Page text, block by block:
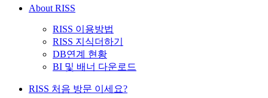
About RISS
RISS 이용방법
RISS 지식더하기
DB연계 현황
BI 및 배너 다운로드
RISS 처음 방문 이세요?